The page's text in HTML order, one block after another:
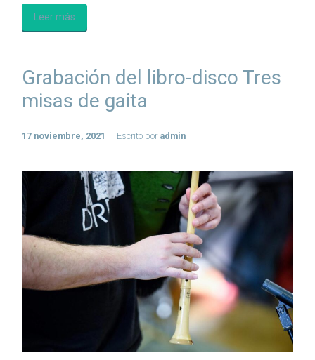
Leer más
Grabación del libro-disco Tres
misas de gaita
17 noviembre, 2021 Escrito por admin